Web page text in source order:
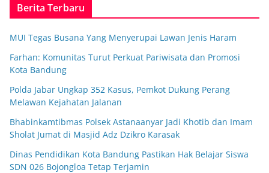
Berita Terbaru
MUI Tegas Busana Yang Menyerupai Lawan Jenis Haram
Farhan: Komunitas Turut Perkuat Pariwisata dan Promosi
Kota Bandung
Polda Jabar Ungkap 352 Kasus, Pemkot Dukung Perang
Melawan Kejahatan Jalanan
Bhabinkamtibmas Polsek Astanaanyar Jadi Khotib dan Imam
Sholat Jumat di Masjid Adz Dzikro Karasak
Dinas Pendidikan Kota Bandung Pastikan Hak Belajar Siswa
SDN 026 Bojongloa Tetap Terjamin